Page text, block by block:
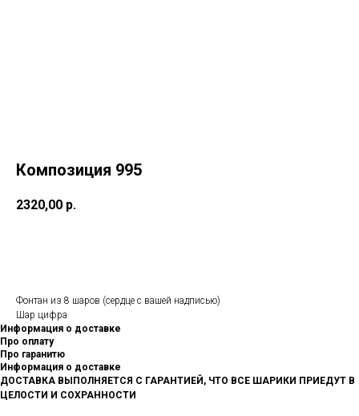
Композиция 995
2320,00 р.
Фонтан из 8 шаров (сердце с вашей надписью)
Шар цифра
Информация о доставке
Про оплату
Про гаранитю
Информация о доставке
ДОСТАВКА ВЫПОЛНЯЕТСЯ С ГАРАНТИЕЙ, ЧТО ВСЕ ШАРИКИ ПРИЕДУТ В
ЦЕЛОСТИ И СОХРАННОСТИ